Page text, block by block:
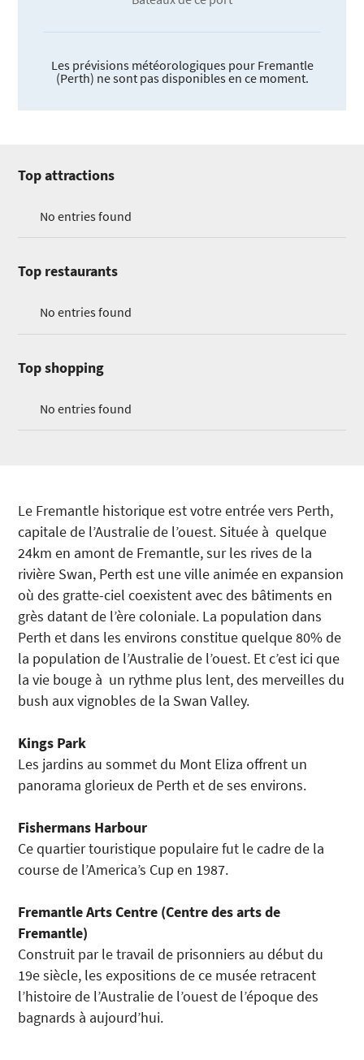
Les prévisions météorologiques pour Fremantle
(Perth) ne sont pas disponibles en ce moment.
Top attractions
No entries found
Top restaurants
No entries found
Top shopping
No entries found
Le Fremantle historique est votre entrée vers Perth,
capitale de l’Australie de l’ouest. Située à quelque
24km en amont de Fremantle, sur les rives de la
rivière Swan, Perth est une ville animée en expansion
où des gratte-ciel coexistent avec des bâtiments en
grès datant de l’ère coloniale. La population dans
Perth et dans les environs constitue quelque 80% de
la population de l’Australie de l’ouest. Et c’est ici que
la vie bouge à un rythme plus lent, des merveilles du
bush aux vignobles de la Swan Valley.
Kings Park
Les jardins au sommet du Mont Eliza offrent un
panorama glorieux de Perth et de ses environs.
Fishermans Harbour
Ce quartier touristique populaire fut le cadre de la
course de l’America’s Cup en 1987.
Fremantle Arts Centre (Centre des arts de
Fremantle)
Construit par le travail de prisonniers au début du
19e siècle, les expositions de ce musée retracent
l’histoire de l’Australie de l’ouest de l’époque des
bagnards à aujourd’hui.